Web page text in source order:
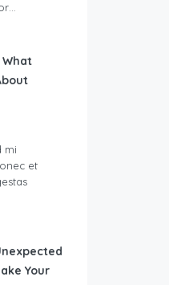
What
mi
et
Your